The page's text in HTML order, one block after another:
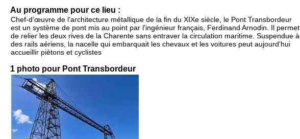
Au programme pour ce lieu :
Chef-d’œuvre de l'architecture métallique de la fin du XIXe siècle, le Pont Transbordeur
est un système de pont mis au point par l'ingénieur français, Ferdinand Arnodin. Il permet
de relier les deux rives de la Charente sans entraver la circulation maritime. Suspendue à
des rails aériens, la nacelle qui embarquait les chevaux et les voitures peut aujourd'hui
accueillir piétons et cyclistes
1 photo pour Pont Transbordeur